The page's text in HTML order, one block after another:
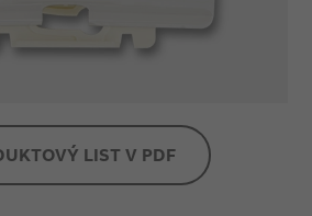
LIST V PDF